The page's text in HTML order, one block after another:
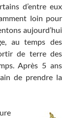
d’entre eux
loin pour
aujourd’hui
au temps des
de terre des
Après 5 ans
de prendre la